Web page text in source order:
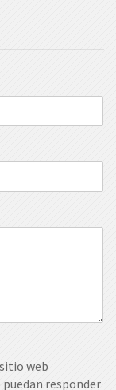
web
responder